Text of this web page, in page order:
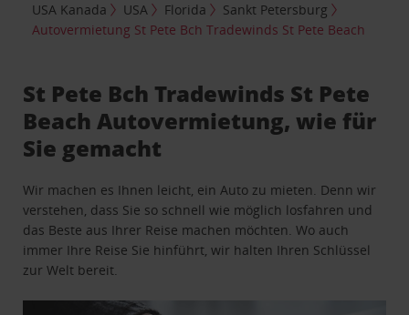
USA Kanada
USA Florida
Sankt Petersburg
Autovermietung St Pete Bch Tradewinds St Pete Beach
St Pete Bch Tradewinds St Pete
Beach Autovermietung, wie für
Sie gemacht
Wir machen es Ihnen leicht, ein Auto zu mieten. Denn wir
verstehen, dass Sie so schnell wie möglich losfahren und
das Beste aus Ihrer Reise machen möchten. Wo auch
immer Ihre Reise Sie hinführt, wir halten Ihren Schlüssel
zur Welt bereit.